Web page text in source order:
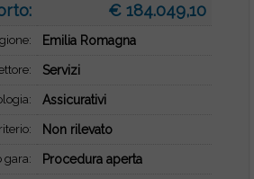
€ 184.049,10
Emilia Romagna
Servizi
Assicurativi
Non rilevato
gara: Procedura aperta